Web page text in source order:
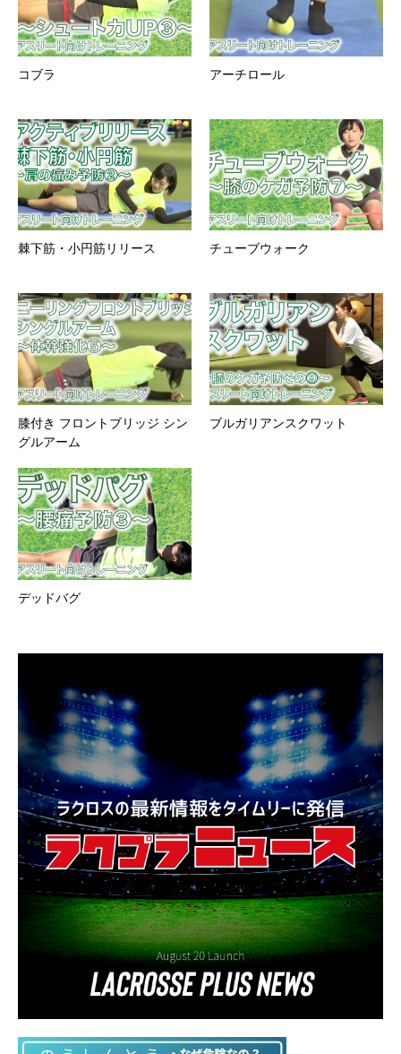
コブラ アーチロール
棘下筋・小円筋リリース チューブウォーク
膝付き フロントブリッジ シン
グルアーム
ブルガリアンスクワット
デッドバグ